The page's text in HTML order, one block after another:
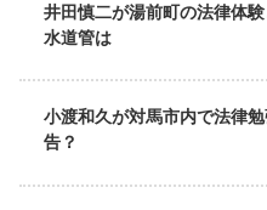
井田慎二が湯前町の法律体
水道管は
小渡和久が対馬市内で法律
告？